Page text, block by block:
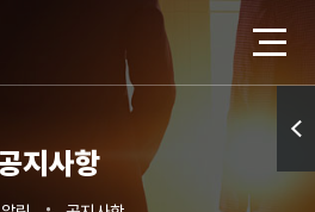
지사항